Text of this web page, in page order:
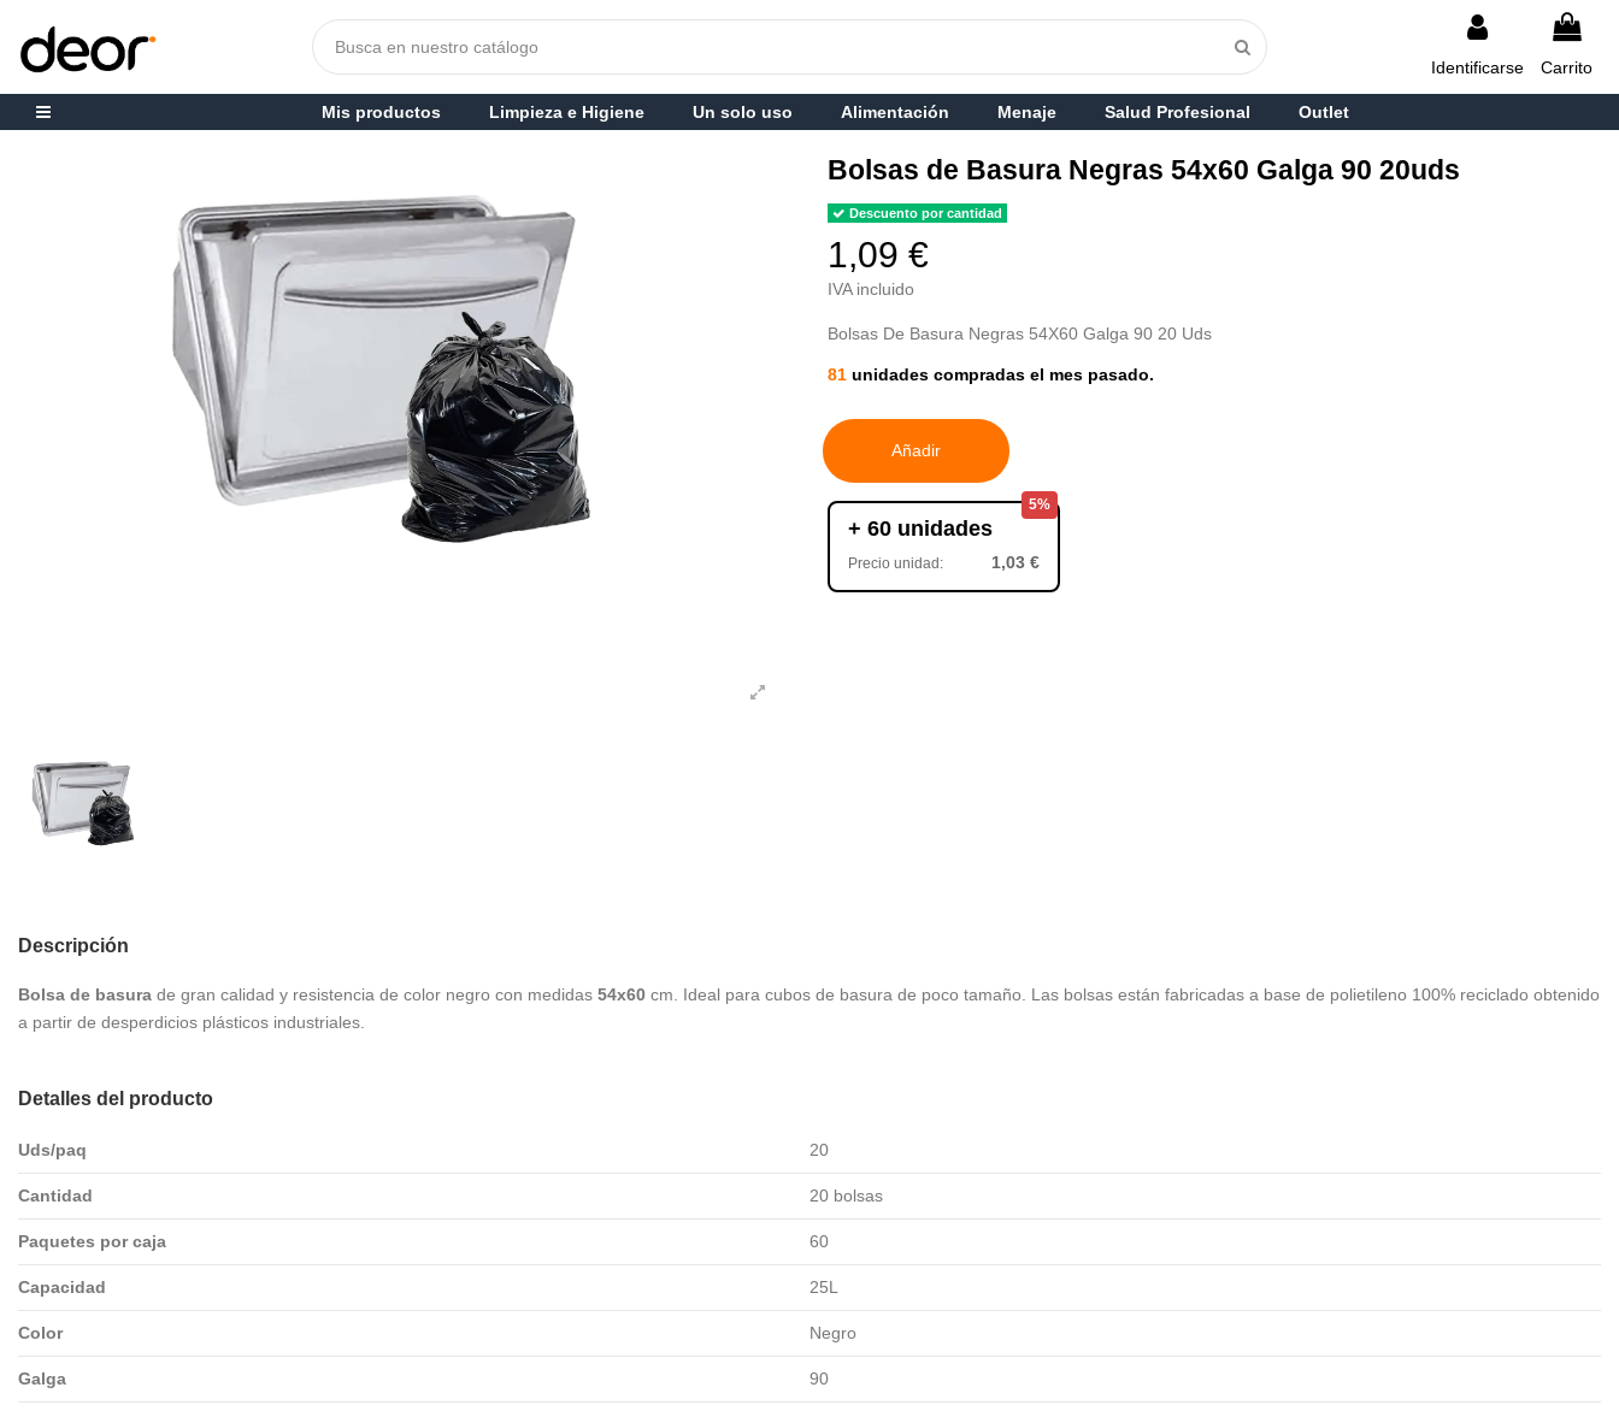
Identificarse Carrito
Mis productos Limpieza e Higiene Un solo uso Alimentación Menaje Salud Profesional Outlet
Bolsas de Basura Negras 54x60 Galga 90 20uds
Descuento por cantidad
1,09 €
IVA incluido
Bolsas De Basura Negras 54X60 Galga 90 20 Uds
81 unidades compradas el mes pasado.
Añadir
5%
+ 60 unidades
Precio unidad: 1,03 €
Descripción
Bolsa de basura de gran calidad y resistencia de color negro con medidas 54x60 cm. Ideal para cubos de basura de poco tamaño. Las bolsas están fabricadas a base de polietileno 100% reciclado obtenido
a partir de desperdicios plásticos industriales.
Detalles del producto
Uds/paq 20
Cantidad 20 bolsas
Paquetes por caja 60
Capacidad 25L
Color Negro
Galga 90